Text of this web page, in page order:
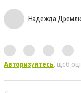
Надежда
Авторизуйтесь, щоб